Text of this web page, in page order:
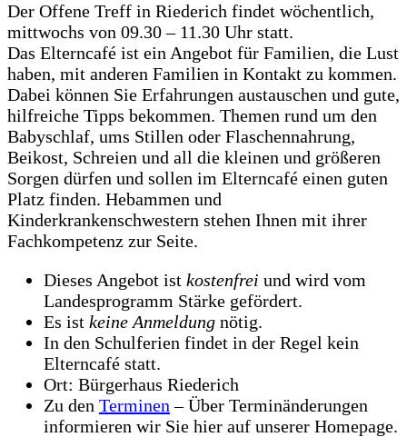
Der Offene Treff in Riederich findet wöchentlich,
mittwochs von 09.30 – 11.30 Uhr statt.
Das Elterncafé ist ein Angebot für Familien, die Lust
haben, mit anderen Familien in Kontakt zu kommen.
Dabei können Sie Erfahrungen austauschen und gute,
hilfreiche Tipps bekommen. Themen rund um den
Babyschlaf, ums Stillen oder Flaschennahrung,
Beikost, Schreien und all die kleinen und größeren
Sorgen dürfen und sollen im Elterncafé einen guten
Platz finden. Hebammen und
Kinderkrankenschwestern stehen Ihnen mit ihrer
Fachkompetenz zur Seite.
Dieses Angebot ist kostenfrei und wird vom
Landesprogramm Stärke gefördert.
Es ist keine Anmeldung nötig.
In den Schulferien findet in der Regel kein
Elterncafé statt.
Ort: Bürgerhaus Riederich
Zu den Terminen – Über Terminänderungen
informieren wir Sie hier auf unserer Homepage.